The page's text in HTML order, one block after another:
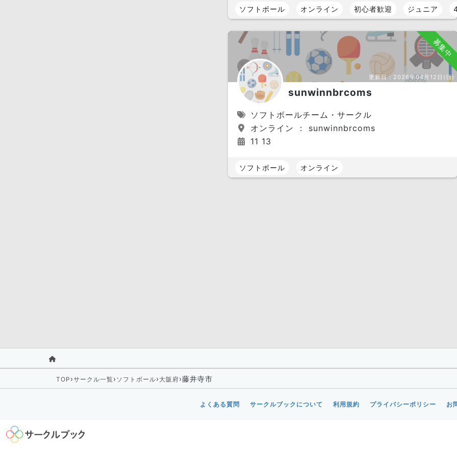
ソフトボール オンライン 初心者歓迎 ジュニア
募集中
更新日： 2026年04月12日(日)
sunwinnbrcoms
ソフトボールチーム・サークル
オンライン ： sunwinnbrcoms
11 13
ソフトボール オンライン
TOP ›サークル一覧› ソフトボール› 大阪府›藤井寺市
よくある質問 サークルブックについて 利用規約 プライバシーポリシー お